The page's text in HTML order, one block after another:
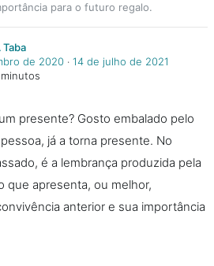
para o futuro regalo.
Taba
de 2020 ‧ 14 de julho de 2021
presente? Gosto embalado pelo
já a torna presente. No
é a lembrança produzida pela
que apresenta, ou melhor,
anterior e sua importância